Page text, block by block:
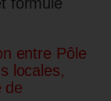
entre Pôle
locales,
de